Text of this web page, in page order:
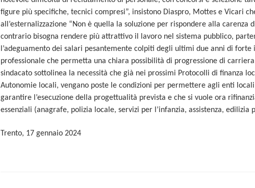
figure più specifiche, tecnici compresi”, insistono Diaspro, Mottes e Vicari
all’esternalizzazione “Non è quella la soluzione per rispondere alla
contrario bisogna rendere più attrattivo il lavoro nel sistema pubblico,
l’adeguamento dei salari pesantemente colpiti degli ultimi due anni di forte
professionale che permetta una chiara possibilità di progressione di
sindacato sottolinea la necessità che già nei prossimi Protocolli di finanza
Autonomie locali, vengano poste le condizioni per permettere agli enti
garantire l’esecuzione della progettualità prevista e che si vuole ora
essenziali (anagrafe, polizia locale, servizi per l’infanzia, assistenza, edilizia
Trento, 17 gennaio 2024